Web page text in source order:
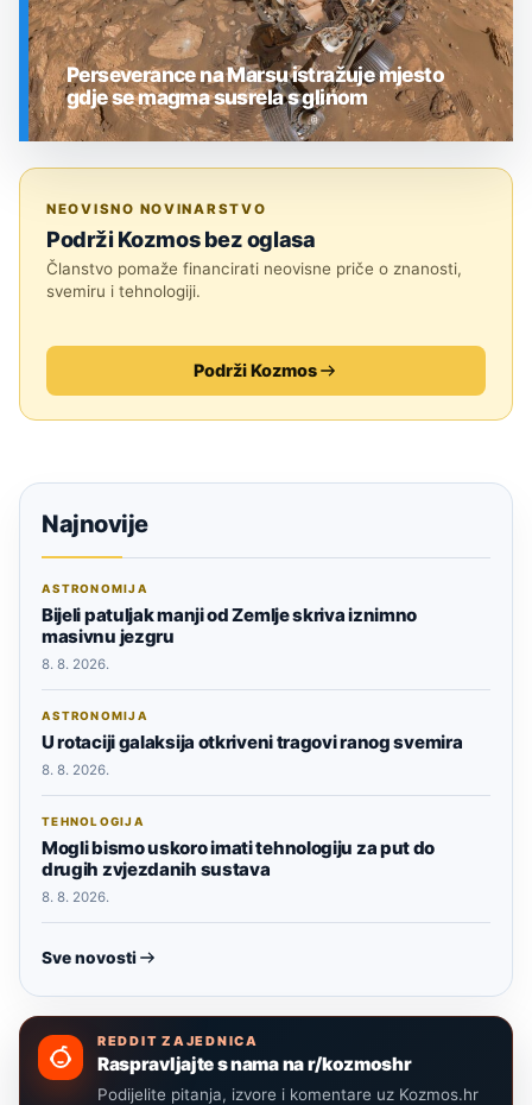
Perseverance na Marsu istražuje mjesto
gdje se magma susrela s glinom
NEOVISNO NOVINARSTVO
Podrži Kozmos bez oglasa
Članstvo pomaže financirati neovisne priče o znanosti,
svemiru i tehnologiji.
Podrži Kozmos
Najnovije
ASTRONOMIJA
Bijeli patuljak manji od Zemlje skriva iznimno
masivnu jezgru
8. 8. 2026.
ASTRONOMIJA
U rotaciji galaksija otkriveni tragovi ranog svemira
8. 8. 2026.
TEHNOLOGIJA
Mogli bismo uskoro imati tehnologiju za put do
drugih zvjezdanih sustava
8. 8. 2026.
Sve novosti
REDDIT ZAJEDNICA
Raspravljajte s nama na r/kozmoshr
Podijelite pitanja, izvore i komentare uz Kozmos.hr